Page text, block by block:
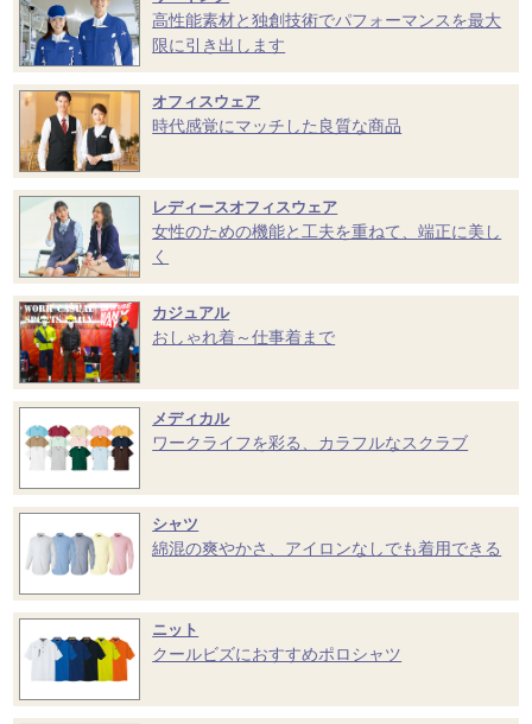
高性能素材と独創技術でパフォーマンスを最大
限に引き出します
オフィスウェア
時代感覚にマッチした良質な商品
レディースオフィスウェア
女性のための機能と工夫を重ねて、端正に美し
く
カジュアル
おしゃれ着～仕事着まで
メディカル
ワークライフを彩る、カラフルなスクラブ
シャツ
綿混の爽やかさ、アイロンなしでも着用できる
ニット
クールビズにおすすめポロシャツ